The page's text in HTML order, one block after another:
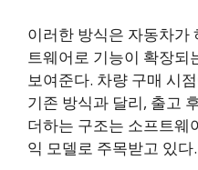
이러한 방식은 자동차가
트웨어로 기능이 확장되
보여준다. 차량 구매 시
기존 방식과 달리, 출고
더하는 구조는 소프트웨
익 모델로 주목받고 있다.